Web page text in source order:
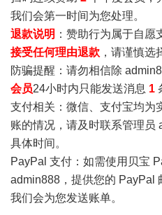
我们会第一时间为您处理。
退款说明 ：赞助行为属于自愿
接受任何理由退款 ，请谨慎选
防骗提醒：请勿相信除
会员24小时内只能发送消息 1
支付相关：微信、支付宝均为
账的情况，请及时联系管理员
具体时间。
PayPal 支付：如需使用贝宝
admin888，提供您的 PayPal
我们会为您发送账单。